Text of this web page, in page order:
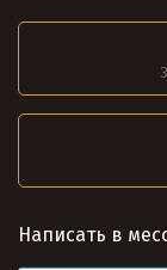
Написать в